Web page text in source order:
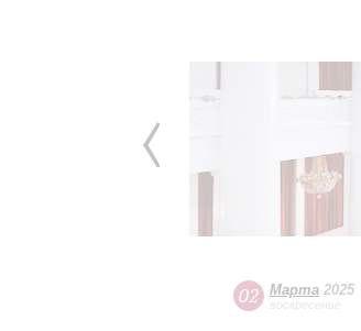
02 Марта 2025
воскресенье